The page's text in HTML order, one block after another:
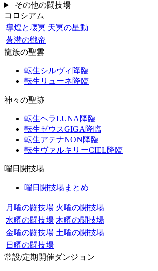
その他の闘技場
コロシアム
導煌と壊冥 天冥の星動
蒼潜の戦帝
龍族の聖雲
転生シルヴィ降臨
転生リューネ降臨
神々の聖跡
転生ヘラLUNA降臨
転生ゼウスGIGA降臨
転生アテナNON降臨
転生ヴァルキリーCIEL降臨
曜日闘技場
曜日闘技場まとめ
月曜の闘技場 火曜の闘技場
水曜の闘技場 木曜の闘技場
金曜の闘技場 土曜の闘技場
日曜の闘技場
常設/定期開催ダンジョン